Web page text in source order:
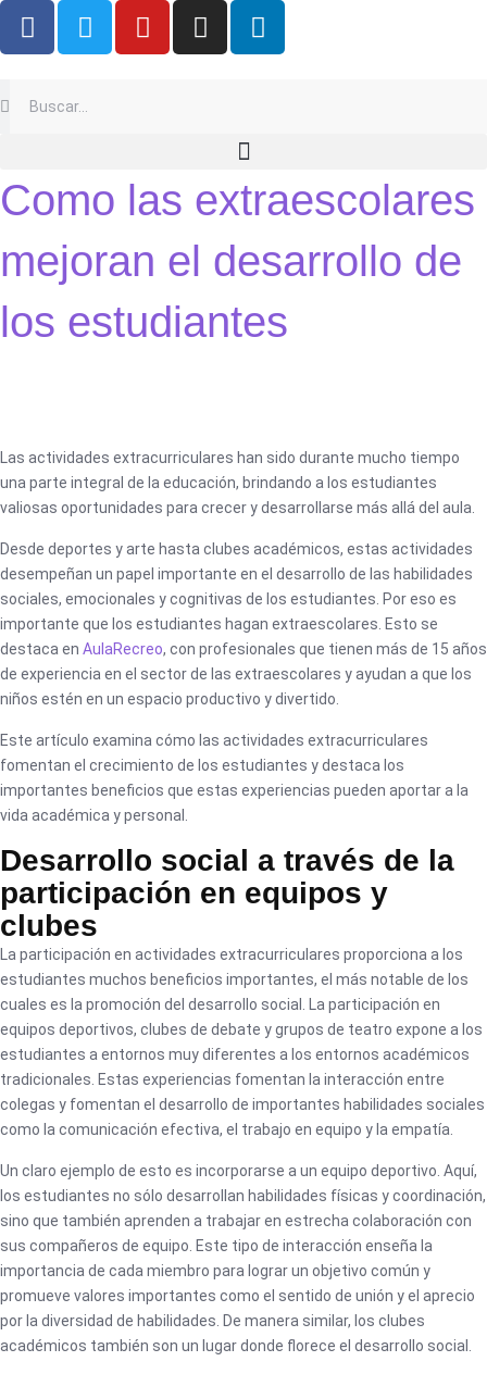
F
a
e
b
k
T
w
t
Y
o
I
n
a
L
i
n
Como las extraescolares
mejoran el desarrollo de
los estudiantes
Las actividades extracurriculares han sido durante mucho tiempo
una parte integral de la educación, brindando a los estudiantes
valiosas oportunidades para crecer y desarrollarse más allá del aula.
Desde deportes y arte hasta clubes académicos, estas actividades
desempeñan un papel importante en el desarrollo de las habilidades
sociales, emocionales y cognitivas de los estudiantes. Por eso es
importante que los estudiantes hagan extraescolares. Esto se
destaca en AulaRecreo, con profesionales que tienen más de 15 años
de experiencia en el sector de las extraescolares y ayudan a que los
niños estén en un espacio productivo y divertido.
Este artículo examina cómo las actividades extracurriculares
fomentan el crecimiento de los estudiantes y destaca los
importantes beneficios que estas experiencias pueden aportar a la
vida académica y personal.
Desarrollo social a través de la
participación en equipos y
clubes
La participación en actividades extracurriculares proporciona a los
estudiantes muchos beneficios importantes, el más notable de los
cuales es la promoción del desarrollo social. La participación en
equipos deportivos, clubes de debate y grupos de teatro expone a los
estudiantes a entornos muy diferentes a los entornos académicos
tradicionales. Estas experiencias fomentan la interacción entre
colegas y fomentan el desarrollo de importantes habilidades sociales
como la comunicación efectiva, el trabajo en equipo y la empatía.
Un claro ejemplo de esto es incorporarse a un equipo deportivo. Aquí,
los estudiantes no sólo desarrollan habilidades físicas y coordinación,
sino que también aprenden a trabajar en estrecha colaboración con
sus compañeros de equipo. Este tipo de interacción enseña la
importancia de cada miembro para lograr un objetivo común y
promueve valores importantes como el sentido de unión y el aprecio
por la diversidad de habilidades. De manera similar, los clubes
académicos también son un lugar donde florece el desarrollo social.